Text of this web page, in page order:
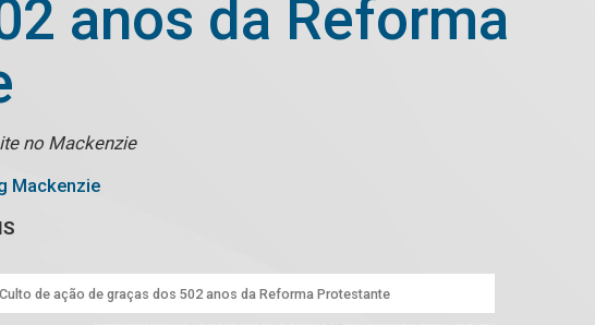
anos da Reforma
no Mackenzie
Mackenzie
Culto de ação de graças dos 502 anos da Reforma Protestante